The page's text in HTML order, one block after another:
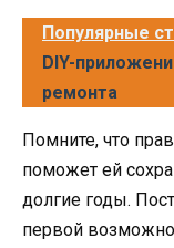
Популярные
DIY-
ремонта
Помните, что
поможет ей
долгие годы.
первой